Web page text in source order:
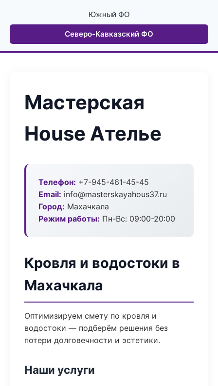
Южный ФО
Северо-Кавказский ФО
Мастерская
House Ателье
Телефон: +7-945-461-45-45
Email: info@masterskayahous37.ru
Город: Махачкала
Режим работы: Пн-Вс: 09:00-20:00
Кровля и водостоки в
Махачкала
Оптимизируем смету по кровля и
водостоки — подберём решения без
потери долговечности и эстетики.
Наши услуги